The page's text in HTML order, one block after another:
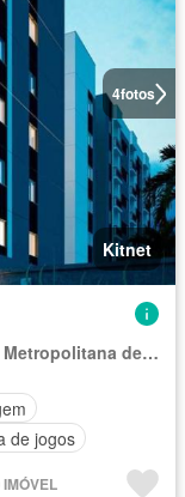
4fotos
Kitnet
Região Imediata de São Paulo, Região Metropolitana de São Paulo
de jogos